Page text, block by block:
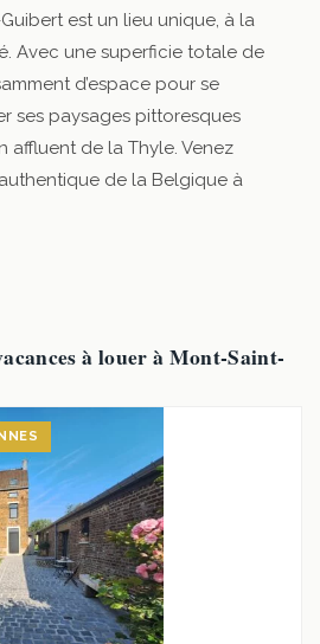
est un lieu unique, à la
Avec une superficie totale de
d’espace pour se
ses paysages pittoresques
affluent de la Thyle. Venez
de la Belgique à
à louer à Mont-Saint-